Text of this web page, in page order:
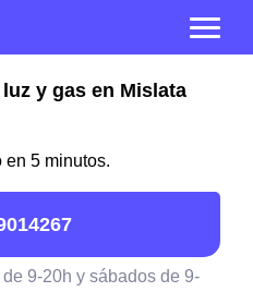
y gas en Mislata
en 5 minutos.
9-20h y sábados de 9-